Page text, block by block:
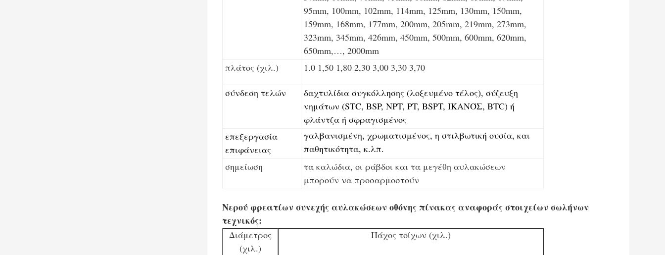
95mm, 100mm, 102mm, 114mm, 125mm, 130mm, 150mm,
159mm, 168mm, 177mm, 200mm, 205mm, 219mm, 273mm,
323mm, 345mm, 426mm, 450mm, 500mm, 600mm, 620mm,
650mm,…, 2000mm
πλάτος (χιλ.)
1.0 1,50 1,80 2,30 3,00 3,30 3,70
σύνδεση τελών
δαχτυλίδια συγκόλλησης (λοξευμένο τέλος), σύζευξη
νημάτων (STC, BSP, NPT, PT, BSPT, ΙΚΑΝΌΣ, BTC) ή
φλάντζα ή σφραγισμένος
επεξεργασία
επιφάνειας
γαλβανισμένη, χρωματισμένος, η στιλβωτική ουσία, και
παθητικότητα, κ.λπ.
σημείωση
τα καλώδια, οι ράβδοι και τα μεγέθη αυλακώσεων
μπορούν να προσαρμοστούν
Νερού φρεατίων συνεχής αυλακώσεων οθόνης πίνακας αναφοράς στοιχείων σωλήνων
τεχνικός:
Διάμετρος
(χιλ.)
Πάχος τοίχων (χιλ.)